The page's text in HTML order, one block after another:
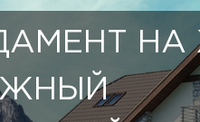
НА